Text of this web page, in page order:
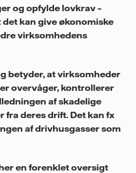
og opfylde lovkrav –
kan give økonomiske
virksomhedens
betyder, at virksomheder
overvåger, kontrollerer
af skadelige
fra deres drift. Det kan fx
af drivhusgasser som
en forenklet oversigt